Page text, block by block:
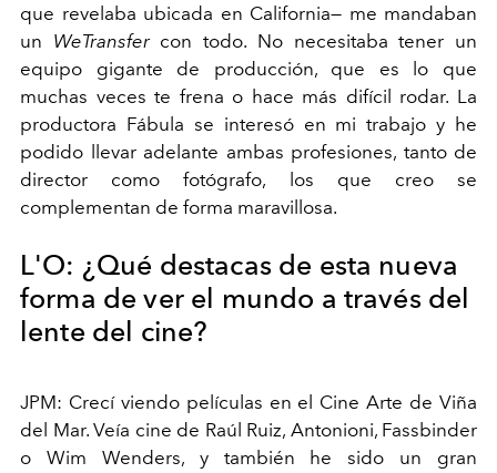
que revelaba ubicada en California— me mandaban
un WeTransfercon todo. No necesitaba tener un
equipo gigante de producción, que es lo que
muchas veces te frena o hace más difícil rodar. La
productora Fábula se interesó en mi trabajo y he
podido llevar adelante ambas profesiones, tanto de
director como fotógrafo, los que creo se
complementan de forma maravillosa.
L'O: ¿Qué destacas de esta nueva
forma de ver el mundo a través del
lente del cine?
JPM: Crecí viendo películas en el Cine Arte de Viña
del Mar. Veía cine de Raúl Ruiz, Antonioni, Fassbinder
o Wim Wenders, y también he sido un gran